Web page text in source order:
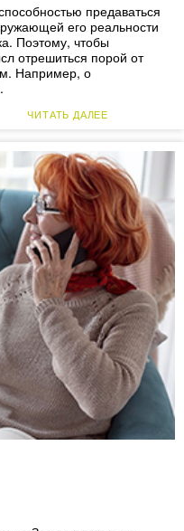
предаваться
его реальности
Поэтому, чтобы
отрешиться порой от
Например, о
ЧИТАТЬ ДАЛЕЕ